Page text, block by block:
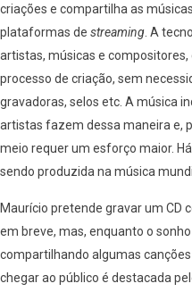
criações e compartilha as
plataformas de streaming . A
artistas, músicas e
processo de criação, sem
gravadoras, selos etc. A música
artistas fazem dessa maneira e,
meio requer um esforço maior.
sendo produzida na música
Maurício pretende gravar um CD
em breve, mas, enquanto o
compartilhando algumas
chegar ao público é destacada